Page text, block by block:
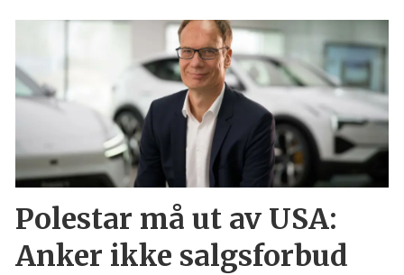
Polestar må ut av USA:
Anker ikke salgsforbud